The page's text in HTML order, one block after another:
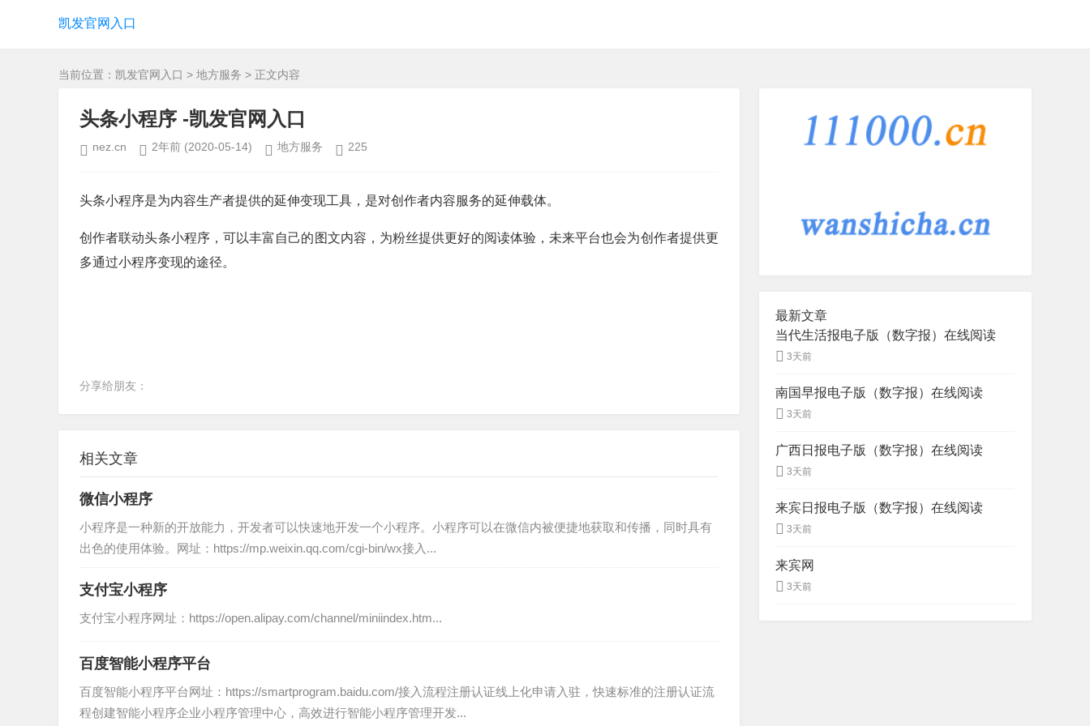
凯发官网入口
当前位置： 凯发官网入口 > 地方服务 > 正文内容
头条小程序 -凯发官网入口
nez.cn 2年前 (2020-05-14) 地方服务 225
头条小程序是为内容生产者提供的延伸变现工具，是对创作者内容服务的延伸载体。
创作者联动头条小程序，可以丰富自己的图文内容，为粉丝提供更好的阅读体验，未来平台也会为创作者提供更
多通过小程序变现的途径。
分享给朋友：
相关文章
微信小程序
小程序是一种新的开放能力，开发者可以快速地开发一个小程序。小程序可以在微信内被便捷地获取和传播，同时具有
出色的使用体验。网址：https://mp.weixin.qq.com/cgi-bin/wx接入...
支付宝小程序
支付宝小程序网址：https://open.alipay.com/channel/miniindex.htm...
百度智能小程序平台
百度智能小程序平台网址：https://smartprogram.baidu.com/接入流程注册认证线上化申请入驻，快速标准的注册认证流
程创建智能小程序企业小程序管理中心，高效进行智能小程序管理开发...
最新文章
当代生活报电子版（数字报）在线阅读
3天前
南国早报电子版（数字报）在线阅读
3天前
广西日报电子版（数字报）在线阅读
3天前
来宾日报电子版（数字报）在线阅读
3天前
来宾网
3天前